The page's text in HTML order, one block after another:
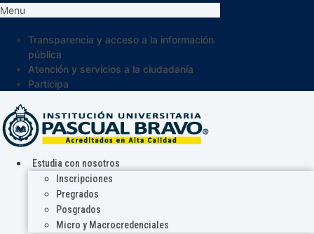
Menu
Transparencia y acceso a la información
pública
Atención y servicios a la ciudadanía
Participa
Estudia con nosotros
Inscripciones
Pregrados
Posgrados
Micro y Macrocredenciales